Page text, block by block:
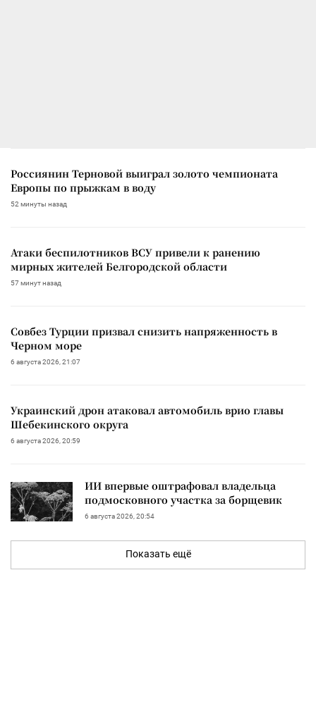
Россиянин Терновой выиграл золото чемпионата
Европы по прыжкам в воду
52 минуты назад
Атаки беспилотников ВСУ привели к ранению
мирных жителей Белгородской области
57 минут назад
Совбез Турции призвал снизить напряженность в
Черном море
6 августа 2026, 21:07
Украинский дрон атаковал автомобиль врио главы
Шебекинского округа
6 августа 2026, 20:59
ИИ впервые оштрафовал владельца
подмосковного участка за борщевик
6 августа 2026, 20:54
Показать ещё